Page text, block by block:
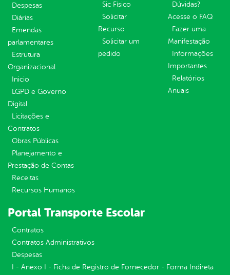
Despesas
Diárias
Emendas
parlamentares
Estrutura
Organizacional
Inicio
LGPD e Governo
Digital
Licitações e
Contratos
Obras Públicas
Planejamento e
Prestação de Contas
Receitas
Recursos Humanos
Sic Físico
Solicitar
Recurso
Solicitar um
pedido
Dúvidas?
Acesse o FAQ
Fazer uma
Manifestação
Informações
Importantes
Relatórios
Anuais
Portal Transporte Escolar
Contratos
Contratos Administrativos
Despesas
I - Anexo I - Ficha de Registro de Fornecedor - Forma Indireta